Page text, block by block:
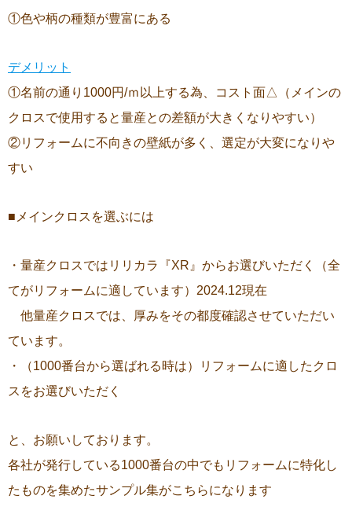
①色や柄の種類が豊富にある
デメリット
①名前の通り1000円/ｍ以上する為、コスト面△（メインの
クロスで使用すると量産との差額が大きくなりやすい）
②リフォームに不向きの壁紙が多く、選定が大変になりや
すい
■メインクロスを選ぶには
・量産クロスではリリカラ『XR』からお選びいただく（全
てがリフォームに適しています）2024.12現在
他量産クロスでは、厚みをその都度確認させていただい
ています。
・（1000番台から選ばれる時は）リフォームに適したクロ
スをお選びいただく
と、お願いしております。
各社が発行している1000番台の中でもリフォームに特化し
たものを集めたサンプル集がこちらになります